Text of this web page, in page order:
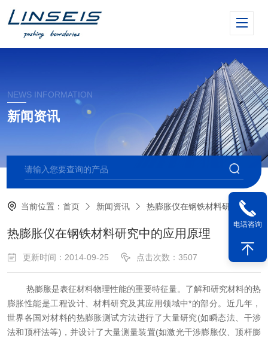
NEWS INFORMATION
新闻资讯
当前位置：首页 新闻资讯 热膨胀仪在钢铁材料研究中的应用原理
热膨胀仪在钢铁材料研究中的应用原理
更新时间：2014-09-25 点击次数：3507
热膨胀是表征材料物理性能的重要特征量。了解和研究材料的热
膨胀性能是工程设计、材料研究及其应用领域中*的部分。近几年，
世界各国对材料的热膨胀测试方法进行了大量研究(如瞬态法、干涉
法和顶杆法等)，并设计了大量测量装置(如激光干涉膨胀仪、顶杆膨
电话咨询